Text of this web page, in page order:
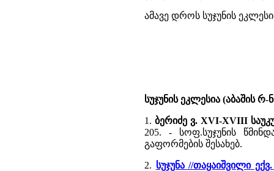
ამავე დროს სუჯუნის
სუჯუნის ეკლესია (აბაშის
1. ბერიძე ვ. XVI-XVIII
205. - სოფ.სუჯუნის
გაფორმების შესახებ.
2. სუჯუნა //თაყაიშვილი